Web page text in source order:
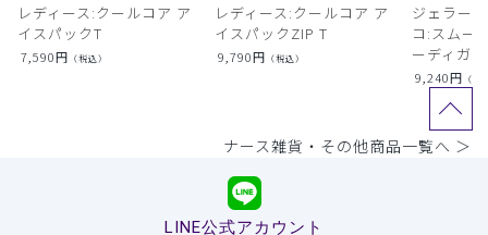
レディース:クールコア ア
イスパックT
7,590円 （税込）
レディース:クールコア ア
イスパックZIP T
9,790円 （税込）
ジェラー
コ:スムー
ーディガン
9,240円 （税
ナース雑貨・その他商品一覧へ ＞
LINE公式アカウント